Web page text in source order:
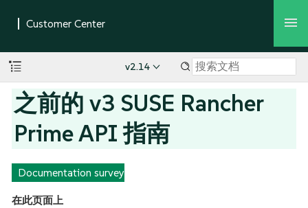
v2.14
之前的 v3 SUSE Rancher
Prime API 指南
Documentation survey
在此页面上